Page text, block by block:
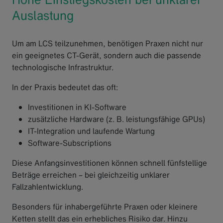
Auslastung
Um am LCS teilzunehmen, benötigen Praxen nicht nur
ein geeignetes CT-Gerät, sondern auch die passende
technologische Infrastruktur.
In der Praxis bedeutet das oft:
Investitionen in KI-Software
zusätzliche Hardware (z. B. leistungsfähige GPUs)
IT-Integration und laufende Wartung
Software-Subscriptions
Diese Anfangsinvestitionen können schnell fünfstellige
Beträge erreichen – bei gleichzeitig unklarer
Fallzahlentwicklung.
Besonders für inhabergeführte Praxen oder kleinere
Ketten stellt das ein erhebliches Risiko dar. Hinzu